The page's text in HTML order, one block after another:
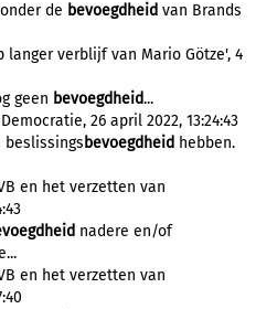
de bevoegdheid van Brands
langer verblijf van Mario Götze', 4
geen bevoegdheid...
26 april 2022, 13:24:43
beslissings bevoegdheid hebben.
en het verzetten van
nadere en/of
en het verzetten van